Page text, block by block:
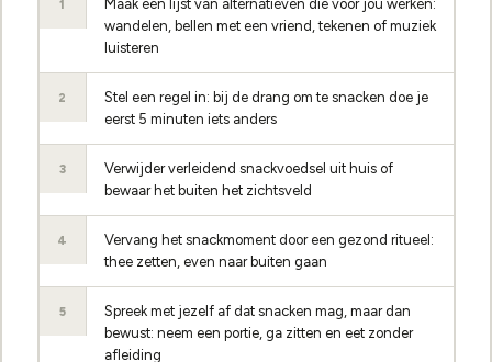
1
Maak een lijst van alternatieven die voor jou werken:
wandelen, bellen met een vriend, tekenen of muziek
luisteren
2
Stel een regel in: bij de drang om te snacken doe je
eerst 5 minuten iets anders
3
Verwijder verleidend snackvoedsel uit huis of
bewaar het buiten het zichtsveld
4
Vervang het snackmoment door een gezond ritueel:
thee zetten, even naar buiten gaan
5
Spreek met jezelf af dat snacken mag, maar dan
bewust: neem een portie, ga zitten en eet zonder
afleiding